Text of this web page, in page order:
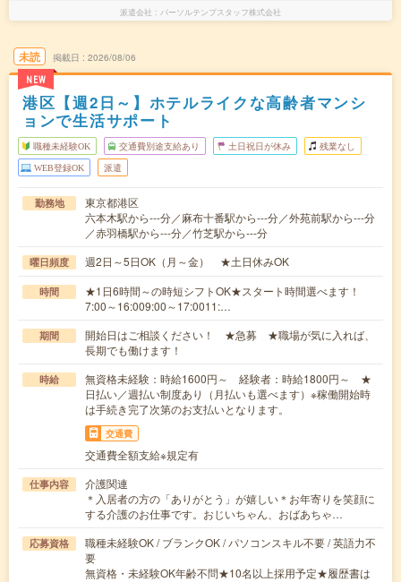
派遣会社 パーソルテンプスタッフ株式会社
未読
NEW
掲載日 2026/08/06
港区【週2日～】ホテルライクな高齢者マンシ
ョンで生活サポート
職種未経験OK 交通費別途支給あり 土日祝日が休み 残業なし
WEB登録OK 派遣
勤務地
東京都港区
六本木駅から---分／麻布十番駅から---分／外苑前駅から---分
／赤羽橋駅から---分／竹芝駅から---分
曜日頻度 週2日～5日OK（月～金） ★土日休みOK
時間
★1日6時間～の時短シフトOK★スタート時間選べます！
7:00～16:009:00～17:0011:…
期間
開始日はご相談ください！ ★急募 ★職場が気に入れば、
長期でも働けます！
時給
無資格未経験：時給1600円～ 経験者：時給1800円～ ★
日払い／週払い制度あり（月払いも選べます）※稼働開始時
は手続き完了次第のお支払いとなります。
交通費
交通費全額支給※規定有
仕事内容
介護関連
＊入居者の方の「ありがとう」が嬉しい＊お年寄りを笑顔に
する介護のお仕事です。おじいちゃん、おばあちゃ…
応募資格
職種未経験OK / ブランクOK / パソコンスキル不要 / 英語力不
要
無資格・未経験OK年齢不問★10名以上採用予定★履歴書は